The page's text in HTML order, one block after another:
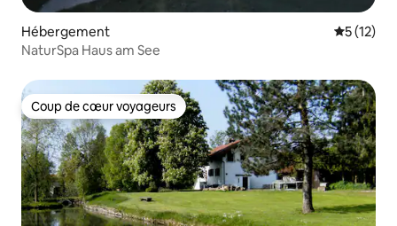
Hébergement
5 (12)
NaturSpa Haus am See
Coup de cœur voyageurs
Coup de cœur voyageurs